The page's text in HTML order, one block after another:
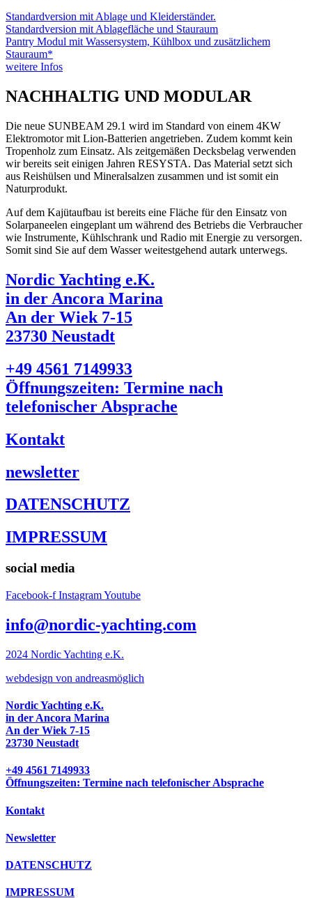
Standardversion mit Ablage und Kleiderständer.
Standardversion mit Ablagefläche und Stauraum
Pantry Modul mit Wassersystem, Kühlbox und zusätzlichem
Stauraum*
weitere Infos
NACHHALTIG UND MODULAR
Die neue SUNBEAM 29.1 wird im Standard von einem 4KW
Elektromotor mit Lion-Batterien angetrieben. Zudem kommt kein
Tropenholz zum Einsatz. Als zeitgemäßen Decksbelag verwenden
wir bereits seit einigen Jahren RESYSTA. Das Material setzt sich
aus Reishülsen und Mineralsalzen zusammen und ist somit ein
Naturprodukt.
Auf dem Kajütaufbau ist bereits eine Fläche für den Einsatz von
Solarpaneelen eingeplant um während des Betriebs die Verbraucher
wie Instrumente, Kühlschrank und Radio mit Energie zu versorgen.
Somit sind Sie auf dem Wasser weitestgehend autark unterwegs.
Nordic Yachting e.K.
in der Ancora Marina
An der Wiek 7-15
23730 Neustadt
+49 4561 7149933
Öffnungszeiten: Termine nach
telefonischer Absprache
Kontakt
newsletter
DATENSCHUTZ
IMPRESSUM
social media
Facebook-f InstagramYoutube
info@nordic-yachting.com
2024 Nordic Yachting e.K.
webdesign von andreasmöglich
Nordic Yachting e.K.
in der Ancora Marina
An der Wiek 7-15
23730 Neustadt
+49 4561 7149933
Öffnungszeiten: Termine nach telefonischer Absprache
Kontakt
Newsletter
DATENSCHUTZ
IMPRESSUM